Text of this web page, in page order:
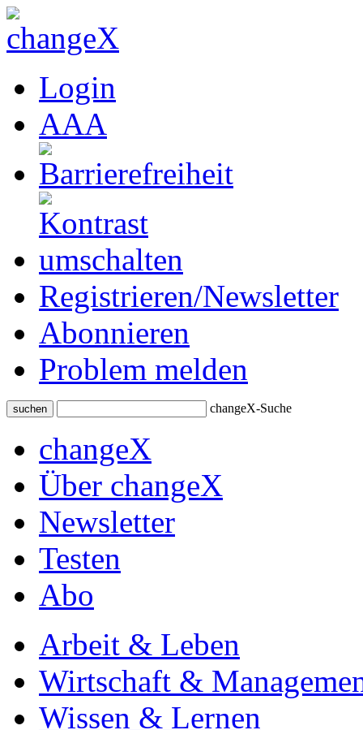
Login
AAA
Registrieren/Newsletter
Abonnieren
Problem melden
suchen changeX-Suche
changeX
Über changeX
Newsletter
Testen
Abo
Arbeit & Leben
Wirtschaft &
Wissen & Lernen